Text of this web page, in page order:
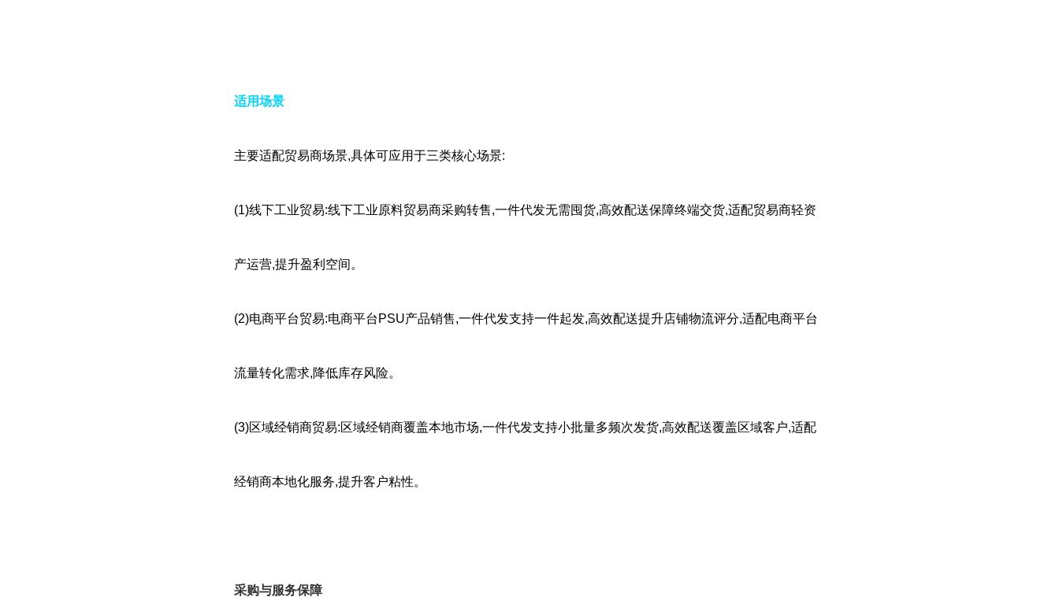
适用场景
主要适配贸易商场景,具体可应用于三类核心场景:
(1)线下工业贸易:线下工业原料贸易商采购转售,一件代发无需囤货,高效配送保障终端交货,适配贸易商轻资
产运营,提升盈利空间。
(2)电商平台贸易:电商平台PSU产品销售,一件代发支持一件起发,高效配送提升店铺物流评分,适配电商平台
流量转化需求,降低库存风险。
(3)区域经销商贸易:区域经销商覆盖本地市场,一件代发支持小批量多频次发货,高效配送覆盖区域客户,适配
经销商本地化服务,提升客户粘性。
采购与服务保障